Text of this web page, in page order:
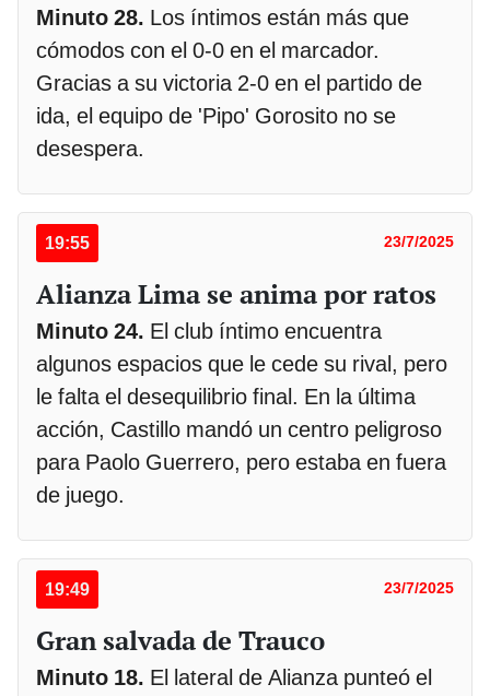
Minuto 28. Los íntimos están más que
cómodos con el 0-0 en el marcador.
Gracias a su victoria 2-0 en el partido de
ida, el equipo de 'Pipo' Gorosito no se
desespera.
19:55 23/7/2025
Alianza Lima se anima por ratos
Minuto 24. El club íntimo encuentra
algunos espacios que le cede su rival, pero
le falta el desequilibrio final. En la última
acción, Castillo mandó un centro peligroso
para Paolo Guerrero, pero estaba en fuera
de juego.
19:49 23/7/2025
Gran salvada de Trauco
Minuto 18. El lateral de Alianza punteó el